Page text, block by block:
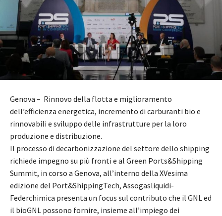
Genova – Rinnovo della flotta e miglioramento
dell’efficienza energetica, incremento di carburanti bio e
rinnovabili e sviluppo delle infrastrutture per la loro
produzione e distribuzione.
Il processo di decarbonizzazione del settore dello shipping
richiede impegno su più fronti e al Green Ports&Shipping
Summit, in corso a Genova, all’interno della XVesima
edizione del Port&ShippingTech, Assogasliquidi-
Federchimica presenta un focus sul contributo che il GNL ed
il bioGNL possono fornire, insieme all’impiego dei